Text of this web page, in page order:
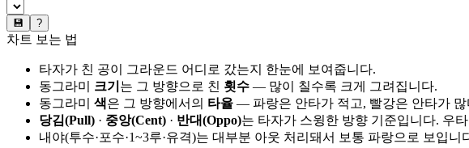
💾 ?
차트 보는 법
타자가 친 공이 그라운드 어디로 갔는지 한눈에 보여줍니다.
동그라미 크기 는 그 방향으로 친 횟수 — 많이 칠수록 크게 그려집니다.
동그라미 색은 그 방향에서의 타율 — 파랑은 안타가 적고, 빨강은 안타가 많
당김(Pull) · 중앙(Cent) · 반대(Oppo)는 타자가 스윙한 방향 기준입니다. 우
내야(투수·포수·1~3루·유격)는 대부분 아웃 처리돼서 보통 파랑으로 보입니